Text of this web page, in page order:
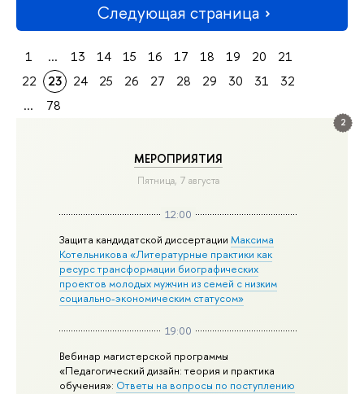
2
МЕРОПРИЯТИЯ
Пятница, 7 августа
12:00
Защита кандидатской диссертацииМаксима
Котельникова «Литературные практики как
ресурс трансформации биографических
проектов молодых мужчин из семей с низким
социально-экономическим статусом»
19:00
Вебинар магистерской программы
«Педагогический дизайн: теория и практика
обучения»: Ответы на вопросы по поступлению
Следующая страница
1 ... 13 14 15 16 17 18 19 20
21
22
23 24 25 26 27 28 29 30 31
32
...
78